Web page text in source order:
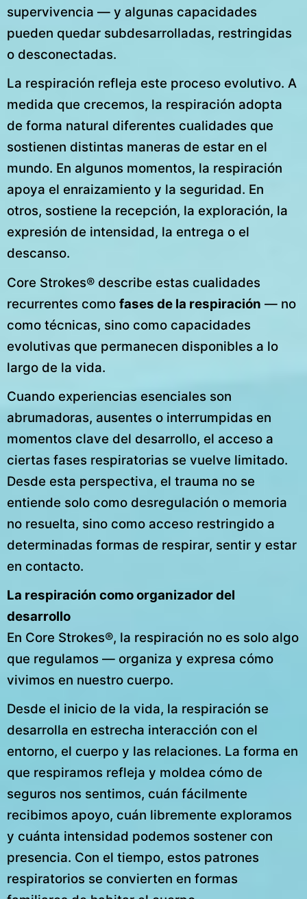
supervivencia — y algunas capacidades
pueden quedar subdesarrolladas, restringidas
o desconectadas.
La respiración refleja este proceso evolutivo. A
medida que crecemos, la respiración adopta
de forma natural diferentes cualidades que
sostienen distintas maneras de estar en el
mundo. En algunos momentos, la respiración
apoya el enraizamiento y la seguridad. En
otros, sostiene la recepción, la exploración, la
expresión de intensidad, la entrega o el
descanso.
Core Strokes® describe estas cualidades
recurrentes como fases de la respiración — no
como técnicas, sino como capacidades
evolutivas que permanecen disponibles a lo
largo de la vida.
Cuando experiencias esenciales son
abrumadoras, ausentes o interrumpidas en
momentos clave del desarrollo, el acceso a
ciertas fases respiratorias se vuelve limitado.
Desde esta perspectiva, el trauma no se
entiende solo como desregulación o memoria
no resuelta, sino como acceso restringido a
determinadas formas de respirar, sentir y estar
en contacto.
La respiración como organizador del
desarrollo
En Core Strokes®, la respiración no es solo algo
que regulamos — organiza y expresa cómo
vivimos en nuestro cuerpo.
Desde el inicio de la vida, la respiración se
desarrolla en estrecha interacción con el
entorno, el cuerpo y las relaciones. La forma en
que respiramos refleja y moldea cómo de
seguros nos sentimos, cuán fácilmente
recibimos apoyo, cuán libremente exploramos
y cuánta intensidad podemos sostener con
presencia. Con el tiempo, estos patrones
respiratorios se convierten en formas